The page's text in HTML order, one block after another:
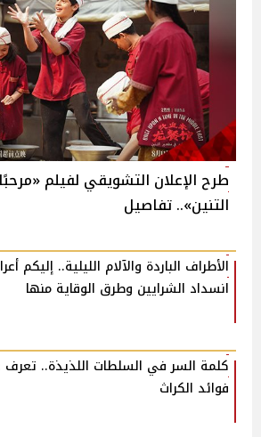
طرح الإعلان التشويقي لفيلم
التنين».. تفاصيل
الأطراف الباردة والآلام الليلية.. إليكم
انسداد الشرايين وطرق الوقاية منها
كلمة السر في السلطات اللذيذة..
فوائد الكراث